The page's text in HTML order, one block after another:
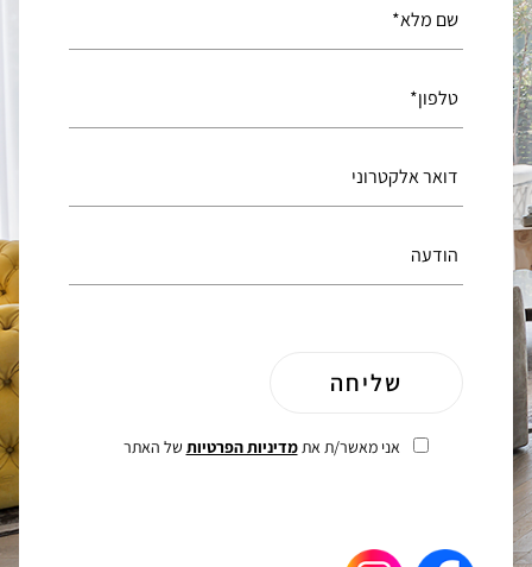
אני מאשר/ת אתמדיניות הפרטיות של האתר